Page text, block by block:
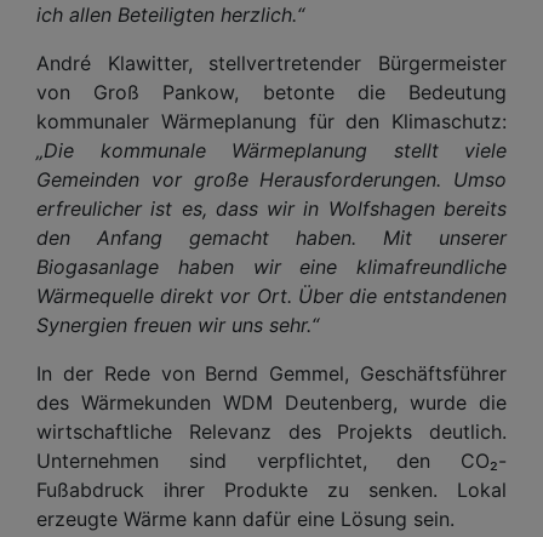
ich allen Beteiligten herzlich.“
André Klawitter, stellvertretender Bürgermeister
von Groß Pankow, betonte die Bedeutung
kommunaler Wärmeplanung für den Klimaschutz:
„Die kommunale Wärmeplanung stellt viele
Gemeinden vor große Herausforderungen. Umso
erfreulicher ist es, dass wir in Wolfshagen bereits
den Anfang gemacht haben. Mit unserer
Biogasanlage haben wir eine klimafreundliche
Wärmequelle direkt vor Ort. Über die entstandenen
Synergien freuen wir uns sehr.“
In der Rede von Bernd Gemmel, Geschäftsführer
des Wärmekunden WDM Deutenberg, wurde die
wirtschaftliche Relevanz des Projekts deutlich.
Unternehmen sind verpflichtet, den CO₂-
Fußabdruck ihrer Produkte zu senken. Lokal
erzeugte Wärme kann dafür eine Lösung sein.